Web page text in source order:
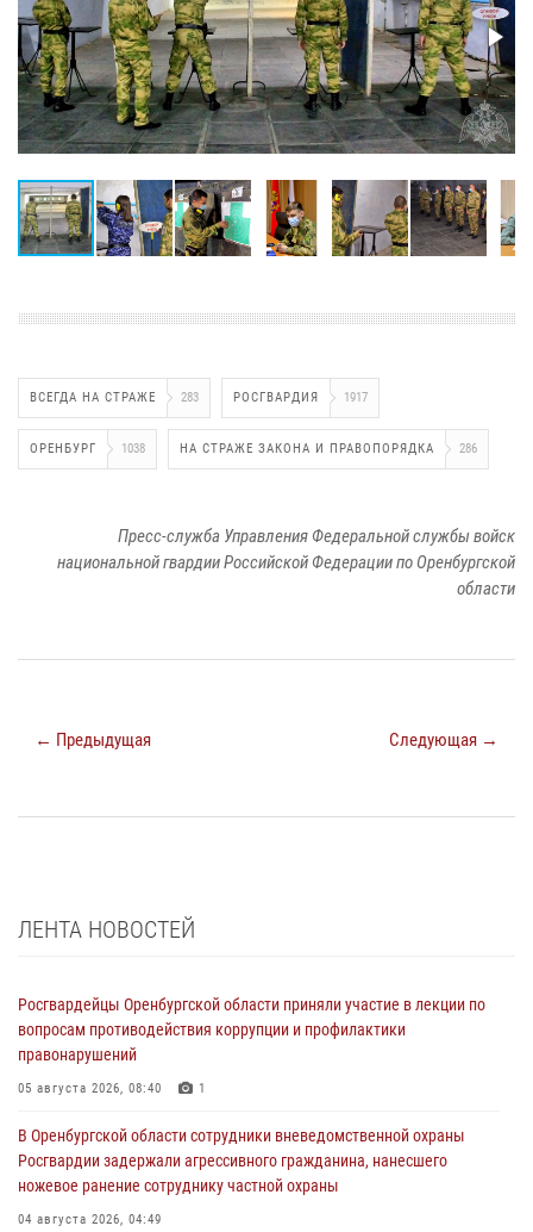
ВСЕГДА НА СТРАЖЕ 283 РОСГВАРДИЯ 1917
ОРЕНБУРГ 1038 НА СТРАЖЕ ЗАКОНА И ПРАВОПОРЯДКА 286
Пресс-служба Управления Федеральной службы войск
национальной гвардии Российской Федерации по Оренбургской
области
← Предыдущая Следующая →
ЛЕНТА НОВОСТЕЙ
Росгвардейцы Оренбургской области приняли участие в лекции по
вопросам противодействия коррупции и профилактики
правонарушений
05 августа 2026, 08:40 1
В Оренбургской области сотрудники вневедомственной охраны
Росгвардии задержали агрессивного гражданина, нанесшего
ножевое ранение сотруднику частной охраны
04 августа 2026, 04:49